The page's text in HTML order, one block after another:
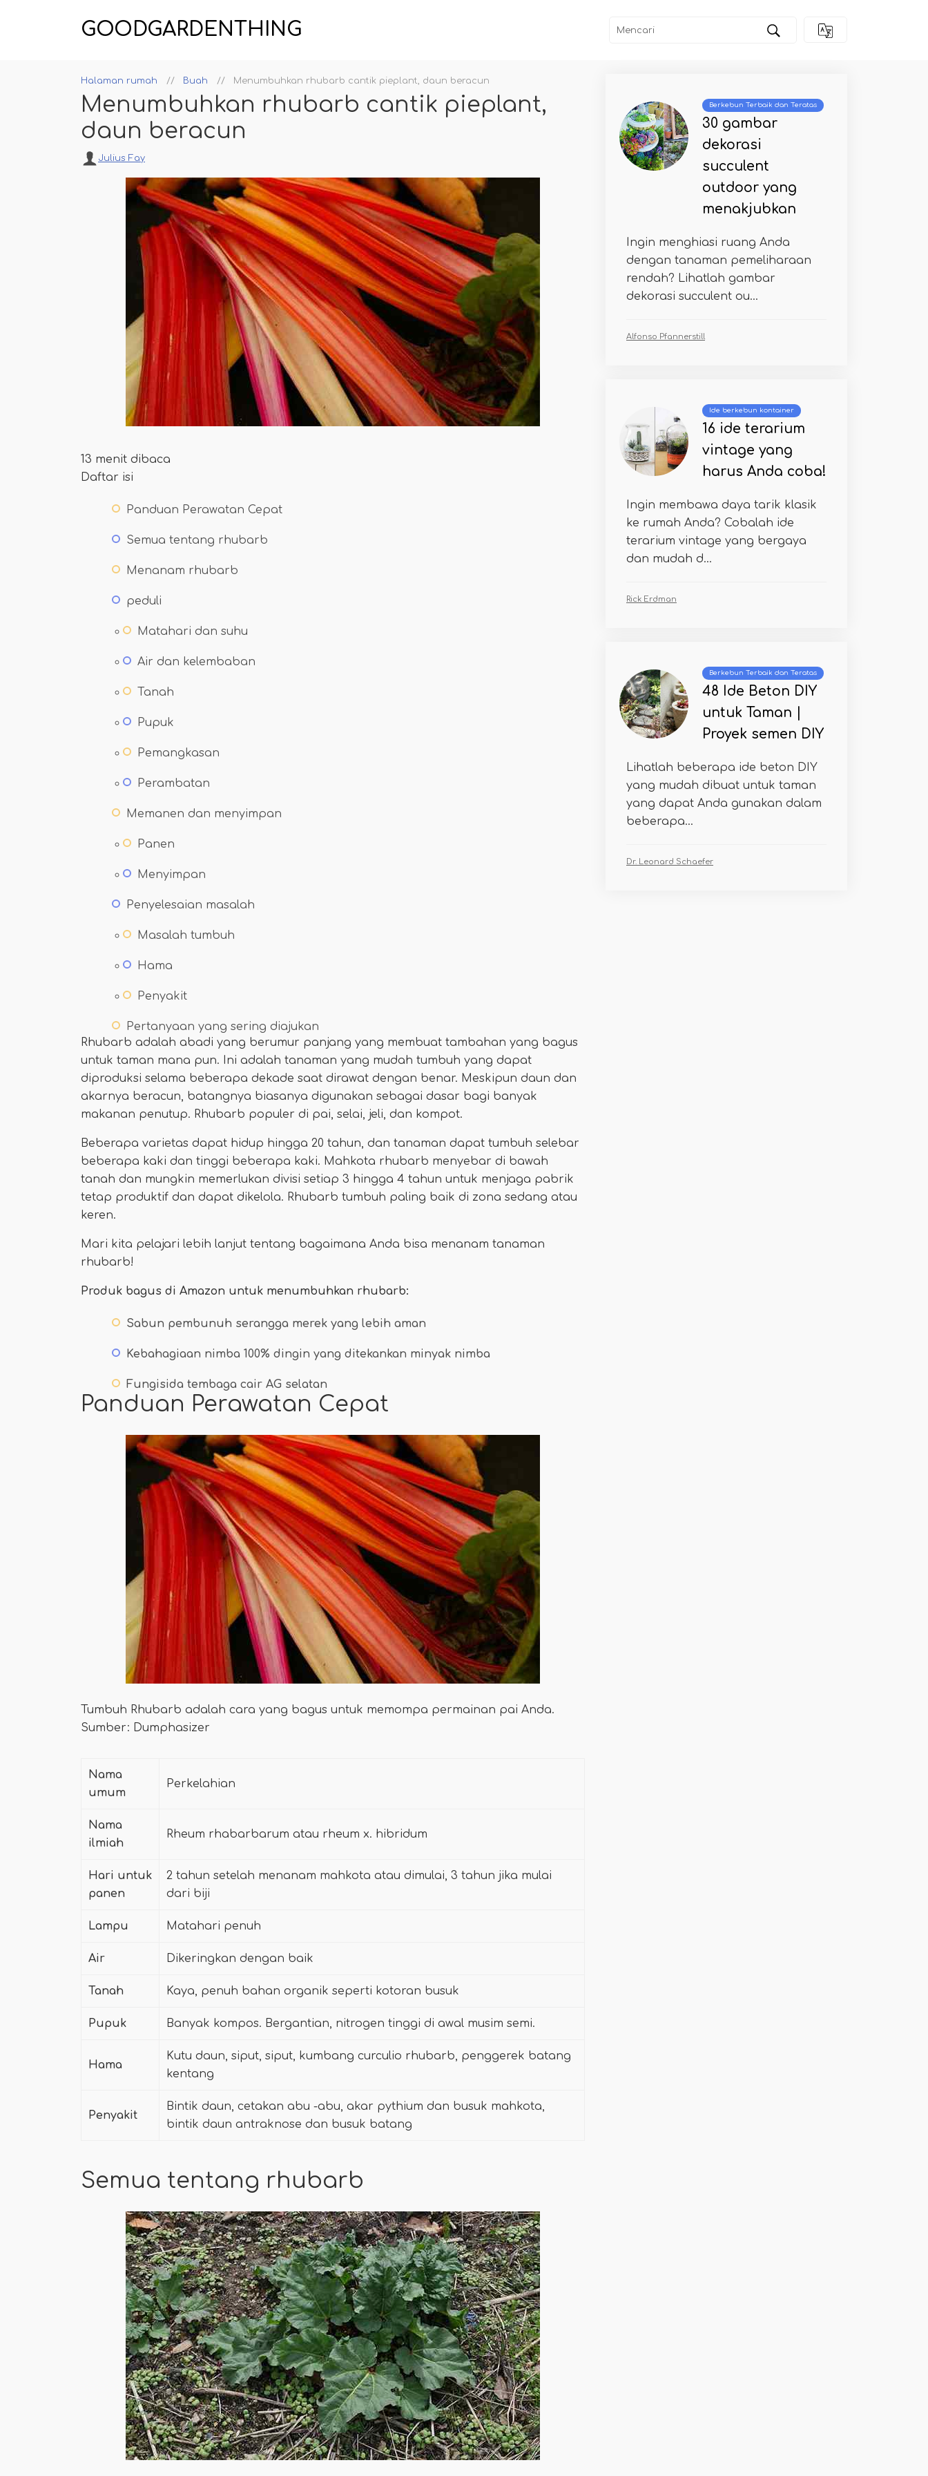
GOODGARDENTHING
Halaman rumah Buah Menumbuhkan rhubarb cantik pieplant, daun beracun
Menumbuhkan rhubarb cantik pieplant,
daun beracun
Julius Fay
13 menit dibaca
Daftar isi
Panduan Perawatan Cepat
Semua tentang rhubarb
Menanam rhubarb
peduli
Matahari dan suhu
Air dan kelembaban
Tanah
Pupuk
Pemangkasan
Perambatan
Memanen dan menyimpan
Panen
Menyimpan
Penyelesaian masalah
Masalah tumbuh
Hama
Penyakit
Pertanyaan yang sering diajukan
Rhubarb adalah abadi yang berumur panjang yang membuat tambahan yang bagus
untuk taman mana pun. Ini adalah tanaman yang mudah tumbuh yang dapat
diproduksi selama beberapa dekade saat dirawat dengan benar. Meskipun daun dan
akarnya beracun, batangnya biasanya digunakan sebagai dasar bagi banyak
makanan penutup. Rhubarb populer di pai, selai, jeli, dan kompot.
Beberapa varietas dapat hidup hingga 20 tahun, dan tanaman dapat tumbuh selebar
beberapa kaki dan tinggi beberapa kaki. Mahkota rhubarb menyebar di bawah
tanah dan mungkin memerlukan divisi setiap 3 hingga 4 tahun untuk menjaga pabrik
tetap produktif dan dapat dikelola. Rhubarb tumbuh paling baik di zona sedang atau
keren.
Mari kita pelajari lebih lanjut tentang bagaimana Anda bisa menanam tanaman
rhubarb!
Produk bagus di Amazon untuk menumbuhkan rhubarb:
Sabun pembunuh serangga merek yang lebih aman
Kebahagiaan nimba 100% dingin yang ditekankan minyak nimba
Fungisida tembaga cair AG selatan
Panduan Perawatan Cepat
Tumbuh Rhubarb adalah cara yang bagus untuk memompa permainan pai Anda.
Sumber: Dumphasizer
Nama
umum
Perkelahian
Nama
ilmiah
Rheum rhabarbarum atau rheum x. hibridum
Hari untuk
panen
2 tahun setelah menanam mahkota atau dimulai, 3 tahun jika mulai
dari biji
Lampu Matahari penuh
Air Dikeringkan dengan baik
Tanah Kaya, penuh bahan organik seperti kotoran busuk
Pupuk Banyak kompos. Bergantian, nitrogen tinggi di awal musim semi.
Hama
Kutu daun, siput, siput, kumbang curculio rhubarb, penggerek batang
kentang
Penyakit
Bintik daun, cetakan abu -abu, akar pythium dan busuk mahkota,
bintik daun antraknose dan busuk batang
Semua tentang rhubarb
Berkebun Terbaik dan Teratas
30 gambar
dekorasi
succulent
outdoor yang
menakjubkan
Ingin menghiasi ruang Anda
dengan tanaman pemeliharaan
rendah? Lihatlah gambar
dekorasi succulent ou...
Alfonso Pfannerstill
Ide berkebun kontainer
16 ide terarium
vintage yang
harus Anda coba!
Ingin membawa daya tarik klasik
ke rumah Anda? Cobalah ide
terarium vintage yang bergaya
dan mudah d...
Rick Erdman
Berkebun Terbaik dan Teratas
48 Ide Beton DIY
untuk Taman |
Proyek semen DIY
Lihatlah beberapa ide beton DIY
yang mudah dibuat untuk taman
yang dapat Anda gunakan dalam
beberapa...
Dr. Leonard Schaefer